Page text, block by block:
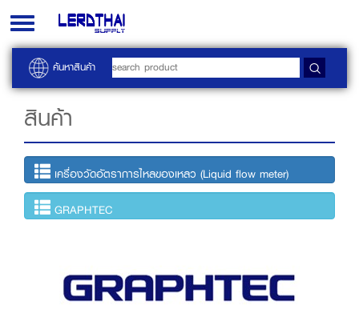
Toggle
navigation
ค้นหาสินค้า
สินค้า
เครื่องวัดอัตราการไหลของเหลว (Liquid flow meter)
GRAPHTEC